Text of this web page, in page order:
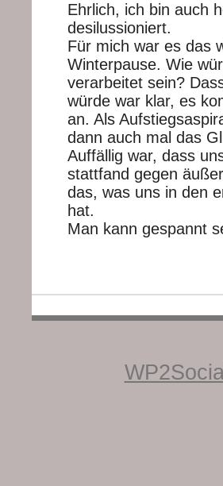
Ehrlich, ich bin auch
desilussioniert.
Für mich war es das
Winterpause. Wie
verarbeitet sein?
würde war klar, es
an. Als
dann auch mal das
Auffällig war, dass
stattfand gegen
das, was uns in den
hat.
Man kann gespannt